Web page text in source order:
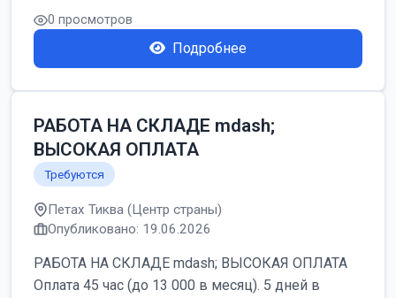
0 просмотров
Подробнее
РАБОТА НА СКЛАДЕ mdash;
ВЫСОКАЯ ОПЛАТА
Требуются
Петах Тиква (Центр страны)
Опубликовано: 19.06.2026
РАБОТА НА СКЛАДЕ mdash; ВЫСОКАЯ ОПЛАТА
Оплата 45 час (до 13 000 в месяц). 5 дней в